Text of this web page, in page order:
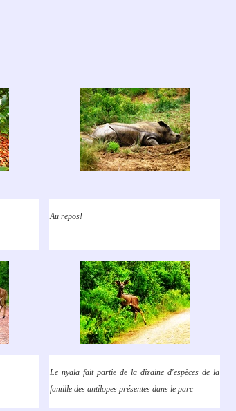
Au repos!
Le nyala fait partie de la dizaine d'espèces de la
famille des antilopes présentes dans le parc